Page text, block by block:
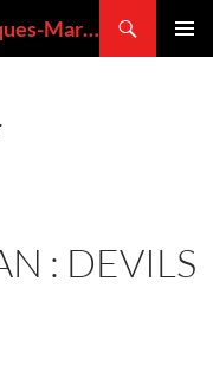
VOLCANMANIA : le blog de Jacques-Marie BARDINTZEFF, volcanologue
: DEVILS